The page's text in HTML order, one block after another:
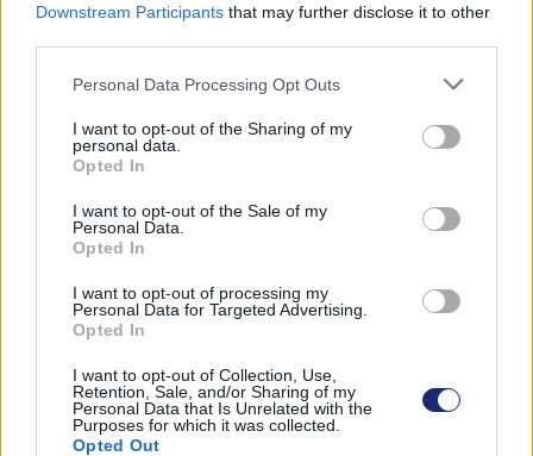
Downstream Participants that may further disclose it to other
Please note that this website/app uses one or more Google
not limited to your visit or usage behaviour. You may click to
grant or deny consent to Google and its third-party tags to
use your data for below specified purposes in below Google
consent section.
Personal Data Processing Opt Outs
I want to opt-out of the Sharing of my
personal data.
Opted In
I want to opt-out of the Sale of my
Personal Data.
Opted In
I want to opt-out of processing my
Personal Data for Targeted Advertising.
Opted In
I want to opt-out of Collection, Use,
Retention, Sale, and/or Sharing of my
Personal Data that Is Unrelated with the
Purposes for which it was collected.
Opted Out
Hazai tesztpályán bizonyíthat az elektromos Ikarus
| 2023.05.27 16:18
A villanyhajtású buszt Magyarországon kívül már Európa
több országában is használják.